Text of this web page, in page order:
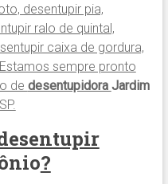
desentupir pia,
ralo de quintal,
caixa de gordura,
sempre pronto
de desentupidora Jardim
?